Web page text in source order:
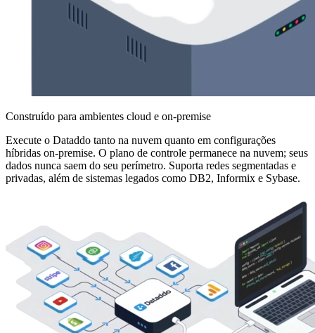
Construído para ambientes cloud e on-premise
Execute o Dataddo tanto na nuvem quanto em configurações
híbridas on-premise. O plano de controle permanece na nuvem; seus
dados nunca saem do seu perímetro. Suporta redes segmentadas e
privadas, além de sistemas legados como DB2, Informix e Sybase.